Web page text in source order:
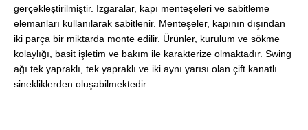
gerçekleştirilmiştir. Izgaralar, kapı menteşeleri ve sabitleme
elemanları kullanılarak sabitlenir. Menteşeler, kapının dışından
iki parça bir miktarda monte edilir. Ürünler, kurulum ve sökme
kolaylığı, basit işletim ve bakım ile karakterize olmaktadır. Swing
ağı tek yapraklı, tek yapraklı ve iki aynı yarısı olan çift kanatlı
sinekliklerden oluşabilmektedir.